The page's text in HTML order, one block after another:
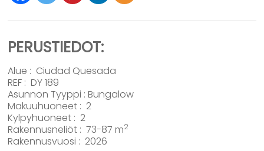
PERUSTIEDOT:
Alue : Ciudad Quesada
REF : DY 189
Asunnon Tyyppi :Bungalow
Makuuhuoneet : 2
Kylpyhuoneet : 2
Rakennusneliöt : 73-87 m2
Rakennusvuosi : 2026